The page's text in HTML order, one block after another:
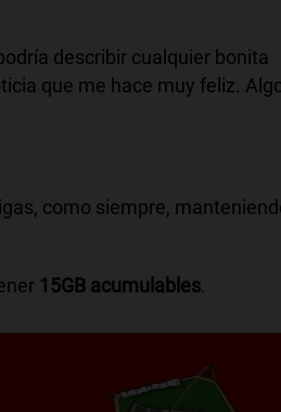
describir cualquier bonita
que me hace muy feliz.
como siempre,
15GB acumulables.